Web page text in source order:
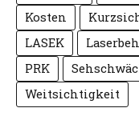
Kosten
LASEK
PRK
Weitsichtigkeit